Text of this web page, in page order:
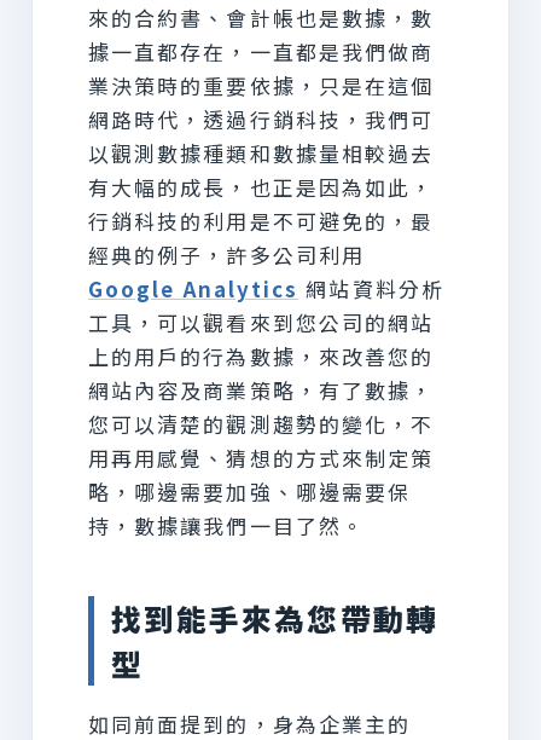
來的合約書、會計帳也是數據，數
據一直都存在，一直都是我們做商
業決策時的重要依據，只是在這個
網路時代，透過行銷科技，我們可
以觀測數據種類和數據量相較過去
有大幅的成長，也正是因為如此，
行銷科技的利用是不可避免的，最
經典的例子，許多公司利用
Google Analytics 網站資料分析
工具，可以觀看來到您公司的網站
上的用戶的行為數據，來改善您的
網站內容及商業策略，有了數據，
您可以清楚的觀測趨勢的變化，不
用再用感覺、猜想的方式來制定策
略，哪邊需要加強、哪邊需要保
持，數據讓我們一目了然。
找到能手來為您帶動轉
型
如同前面提到的，身為企業主的